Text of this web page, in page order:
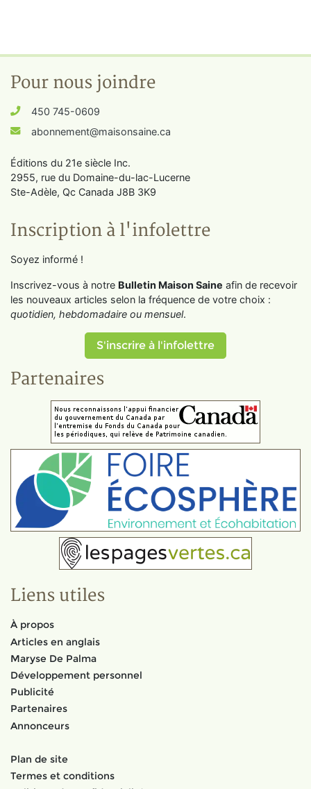
Pour nous joindre
450 745-0609
abonnement@maisonsaine.ca
Éditions du 21e siècle Inc.
2955, rue du Domaine-du-lac-Lucerne
Ste-Adèle, Qc Canada J8B 3K9
Inscription à l'infolettre
Soyez informé !
Inscrivez-vous à notre Bulletin Maison Saine afin de recevoir
les nouveaux articles selon la fréquence de votre choix :
quotidien, hebdomadaire ou mensuel.
S'inscrire à l'infolettre
Partenaires
Liens utiles
À propos
Articles en anglais
Maryse De Palma
Développement personnel
Publicité
Partenaires
Annonceurs
Plan de site
Termes et conditions